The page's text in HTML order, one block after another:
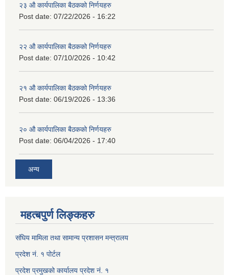
२३ औ कार्यपालिका बैठकको निर्णयहरु
Post date: 07/22/2026 - 16:22
२२ औ कार्यपालिका बैठकको निर्णयहरु
Post date: 07/10/2026 - 10:42
२१ औ कार्यपालिका बैठकको निर्णयहरु
Post date: 06/19/2026 - 13:36
२० औ कार्यपालिका बैठकको निर्णयहरु
Post date: 06/04/2026 - 17:40
अन्य
महत्बपुर्ण लिङ्कहरु
संघिय मामिला तथा सामान्य प्रशासन मन्त्रालय
प्रदेश नं. १ पोर्टल
प्रदेश प्रमुखको कार्यालय प्रदेश नं. १